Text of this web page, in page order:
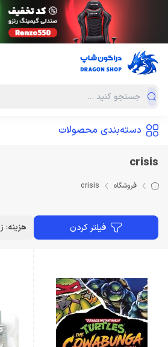
دسته‌بندی محصولات
crisis
فروشگاه crisis
فیلتر کردن هزینه: